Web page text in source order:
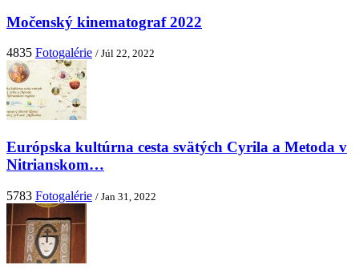
Močenský kinematograf 2022
4835 Fotogalérie / Júl 22, 2022
Európska kultúrna cesta svätých Cyrila a Metoda v
Nitrianskom…
5783 Fotogalérie / Jan 31, 2022